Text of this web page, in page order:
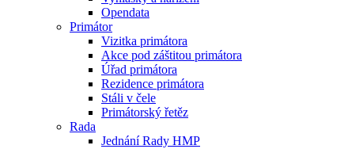
Opendata
Primátor
Vizitka primátora
Akce pod záštitou primátora
Úřad primátora
Rezidence primátora
Stáli v čele
Primátorský řetěz
Rada
Jednání Rady HMP